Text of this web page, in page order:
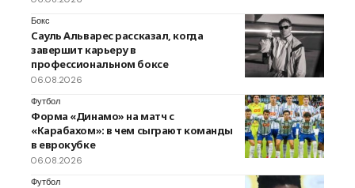
Бокс
Сауль Альварес рассказал, когда
завершит карьеру в
профессиональном боксе
06.08.2026
Футбол
Форма «Динамо» на матч с
«Карабахом»: в чем сыграют команды
в еврокубке
06.08.2026
Футбол